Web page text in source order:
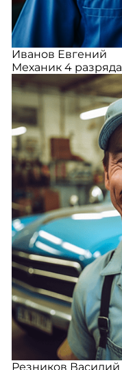
Иванов Евгений
Механик 4 разряда
Резников Василий